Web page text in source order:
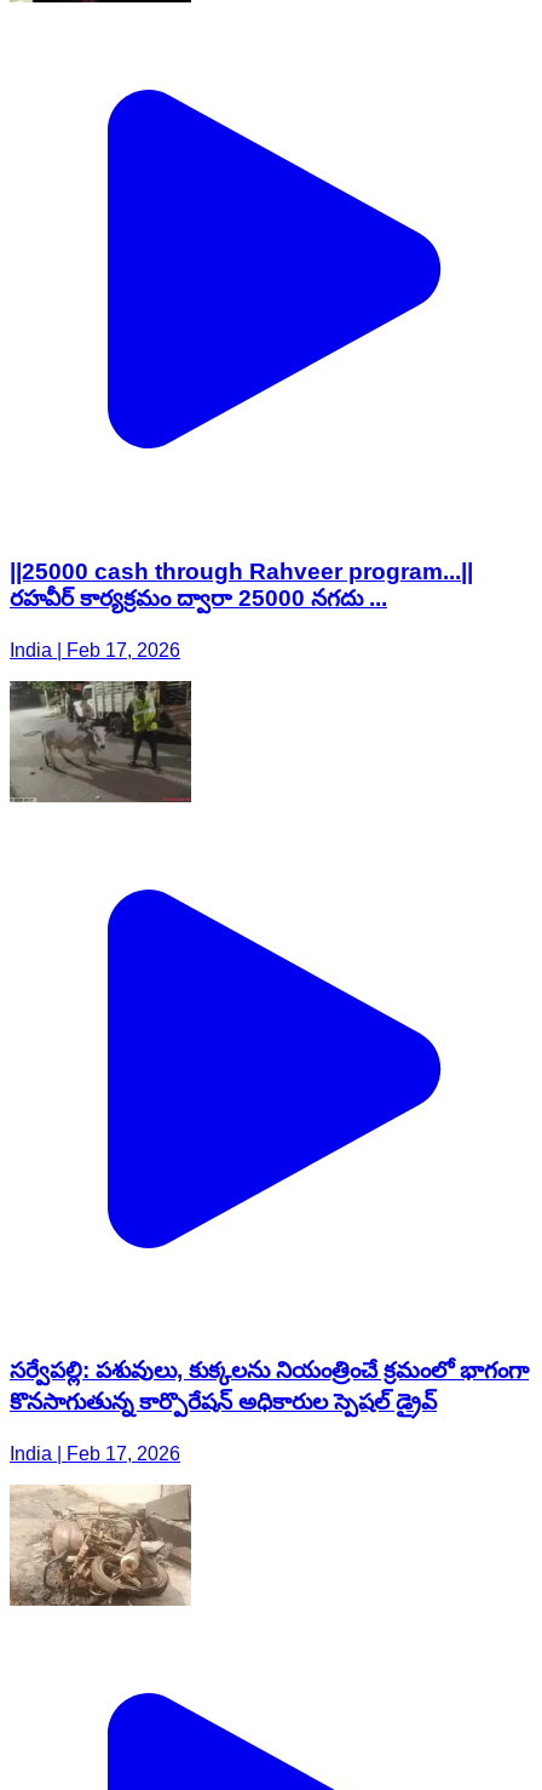
||25000 cash through Rahveer program...||
రహవీర్ కార్యక్రమం ద్వారా 25000 నగదు ...
India | Feb 17, 2026
సర్వేపల్లి: పశువులు, కుక్కలను నియంత్రించే క్రమంలో భాగంగా
కొనసాగుతున్న కార్పొరేషన్ అధికారుల స్పెషల్ డ్రైవ్
India | Feb 17, 2026